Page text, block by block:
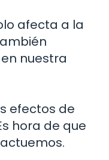
afecta a la
nuestra
efectos de
hora de que